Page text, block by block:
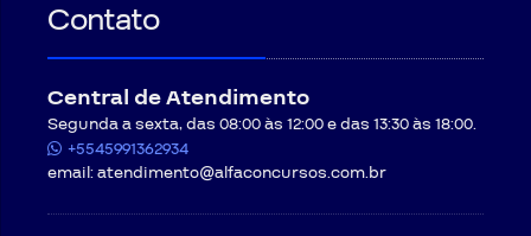
Contato
Central de Atendimento
Segunda a sexta, das 08:00 às 12:00 e das 13:30 às 18:00.
+5545991362934
email:atendimento@alfaconcursos.com.br